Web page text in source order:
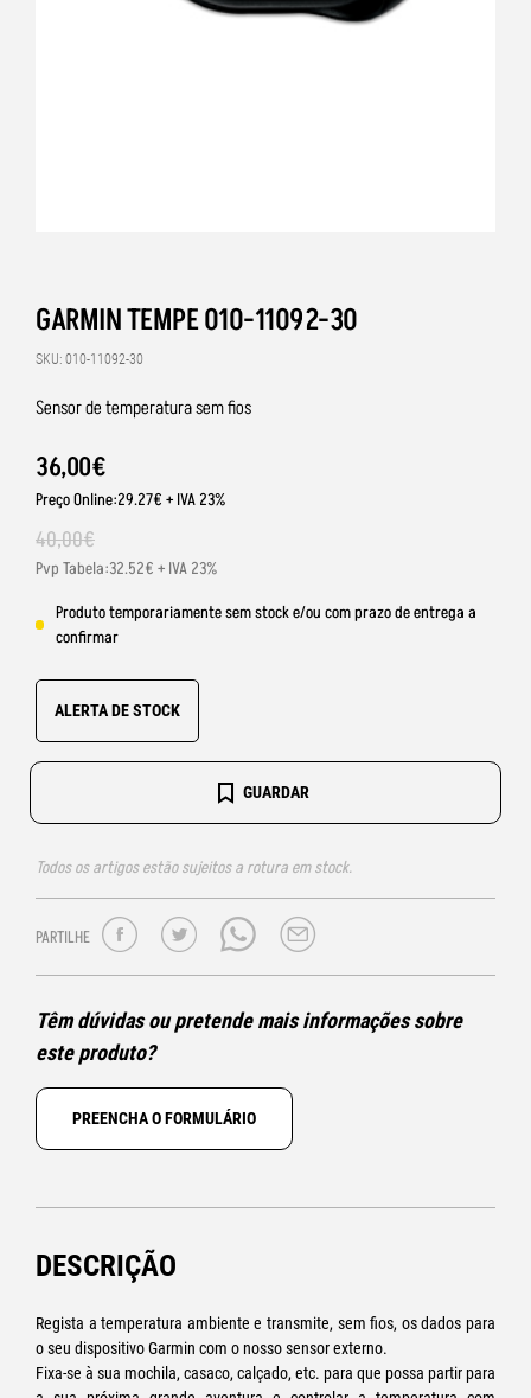
GARMIN TEMPE 010-11092-30
SKU: 010-11092-30
Sensor de temperatura sem fios
36,00€
Preço Online:29.27€ + IVA 23%
40,00€
Pvp Tabela:32.52€ + IVA 23%
Produto temporariamente sem stock e/ou com prazo de entrega a
confirmar
ALERTA DE STOCK
GUARDAR
Todos os artigos estão sujeitos a rotura em stock.
PARTILHE
Têm dúvidas ou pretende mais informações sobre
este produto?
PREENCHA O FORMULÁRIO
DESCRIÇÃO
Regista a temperatura ambiente e transmite, sem fios, os dados para
o seu dispositivo Garmin com o nosso sensor externo.
Fixa-se à sua mochila, casaco, calçado, etc. para que possa partir para